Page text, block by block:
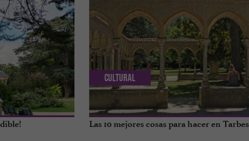
Las 10 mejores cosas para hacer en Tarbes
Cultural